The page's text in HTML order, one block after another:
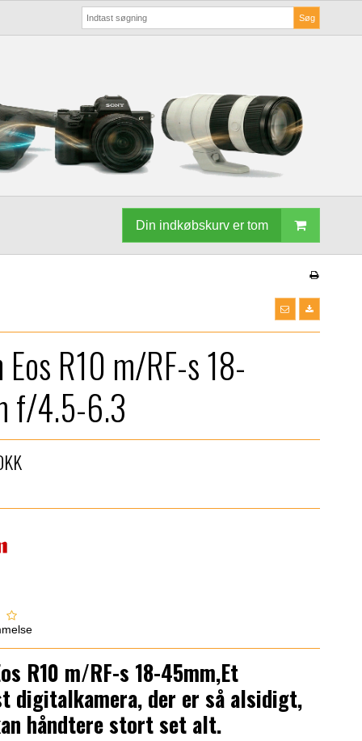
Søg
Din indkøbskurv er tom
Eos R10 m/RF-s 18-
f/4.5-6.3
R10 m/RF-s 18-45mm,Et
digitalkamera, der er så alsidigt,
håndtere stort set alt.